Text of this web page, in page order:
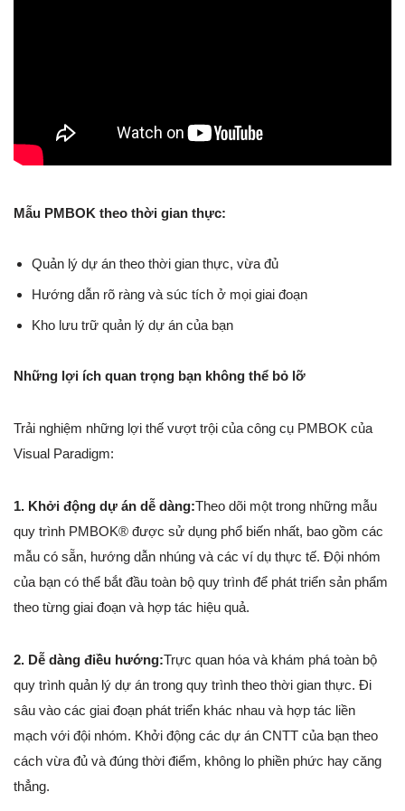
Mẫu PMBOK theo thời gian thực:
Quản lý dự án theo thời gian thực, vừa đủ
Hướng dẫn rõ ràng và súc tích ở mọi giai đoạn
Kho lưu trữ quản lý dự án của bạn
Những lợi ích quan trọng bạn không thể bỏ lỡ
Trải nghiệm những lợi thế vượt trội của công cụ PMBOK của
Visual Paradigm:
1. Khởi động dự án dễ dàng:Theo dõi một trong những mẫu
quy trình PMBOK® được sử dụng phổ biến nhất, bao gồm các
mẫu có sẵn, hướng dẫn nhúng và các ví dụ thực tế. Đội nhóm
của bạn có thể bắt đầu toàn bộ quy trình để phát triển sản phẩm
theo từng giai đoạn và hợp tác hiệu quả.
2. Dễ dàng điều hướng:Trực quan hóa và khám phá toàn bộ
quy trình quản lý dự án trong quy trình theo thời gian thực. Đi
sâu vào các giai đoạn phát triển khác nhau và hợp tác liền
mạch với đội nhóm. Khởi động các dự án CNTT của bạn theo
cách vừa đủ và đúng thời điểm, không lo phiền phức hay căng
thẳng.